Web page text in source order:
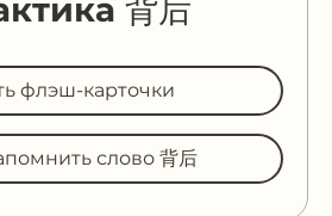
背后
флэш-карточки
слово 背后